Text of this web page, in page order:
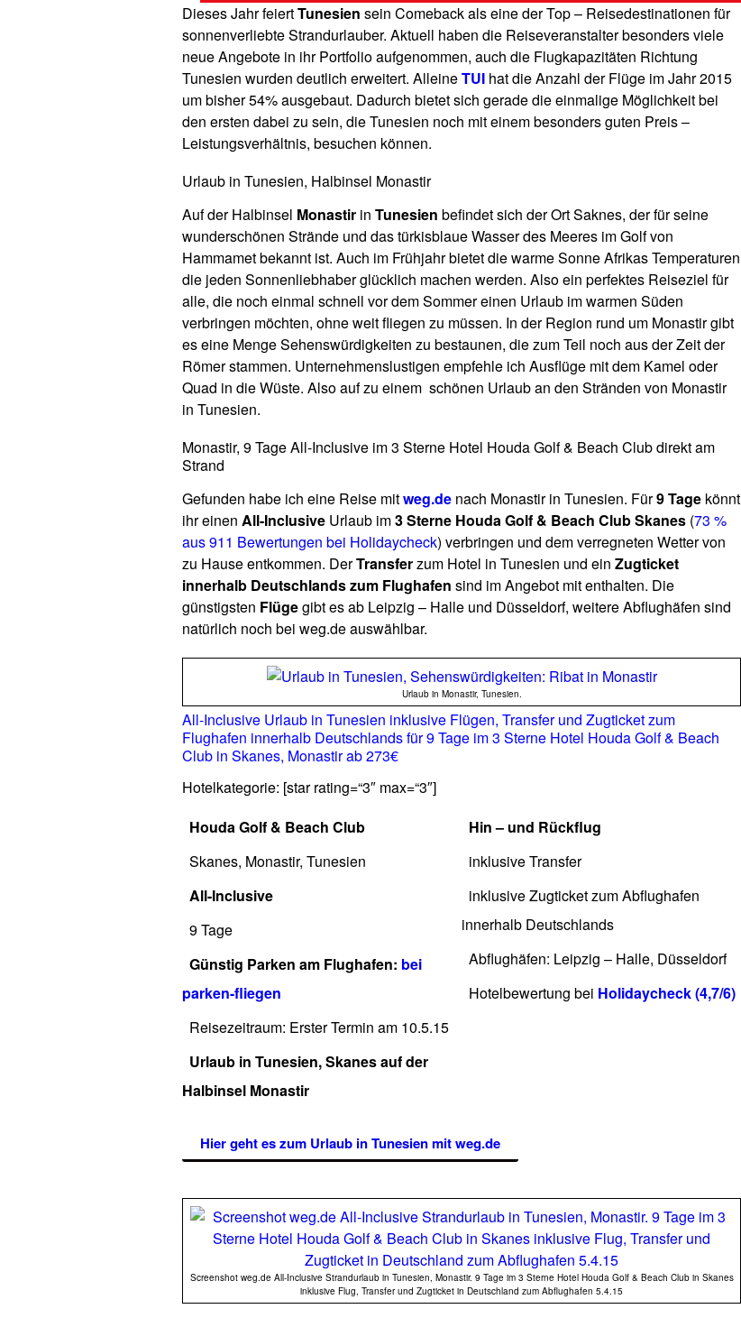
Dieses Jahr feiertTunesien sein Comeback als eine der Top – Reisedestinationen für
sonnenverliebte Strandurlauber. Aktuell haben die Reiseveranstalter besonders viele
neue Angebote in ihr Portfolio aufgenommen, auch die Flugkapazitäten Richtung
Tunesien wurden deutlich erweitert. AlleineTUI hat die Anzahl der Flüge im Jahr 2015
um bisher 54% ausgebaut. Dadurch bietet sich gerade die einmalige Möglichkeit bei
den ersten dabei zu sein, die Tunesien noch mit einem besonders guten Preis –
Leistungsverhältnis, besuchen können.
Urlaub in Tunesien, Halbinsel Monastir
Auf der Halbinsel Monastir in Tunesien befindet sich der Ort Saknes, der für seine
wunderschönen Strände und das türkisblaue Wasser des Meeres im Golf von
Hammamet bekannt ist. Auch im Frühjahr bietet die warme Sonne Afrikas Temperaturen
die jeden Sonnenliebhaber glücklich machen werden. Also ein perfektes Reiseziel für
alle, die noch einmal schnell vor dem Sommer einen Urlaub im warmen Süden
verbringen möchten, ohne weit fliegen zu müssen. In der Region rund um Monastir gibt
es eine Menge Sehenswürdigkeiten zu bestaunen, die zum Teil noch aus der Zeit der
Römer stammen. Unternehmenslustigen empfehle ich Ausflüge mit dem Kamel oder
Quad in die Wüste. Also auf zu einem schönen Urlaub an den Stränden von Monastir
in Tunesien.
Monastir, 9 Tage All-Inclusive im 3 Sterne Hotel Houda Golf & Beach Club direkt am
Strand
Gefunden habe ich eine Reise mitweg.de nach Monastir in Tunesien. Für9 Tage könnt
ihr einen All-Inclusive Urlaub im3 Sterne Houda Golf & Beach Club Skanes (73 %
aus 911 Bewertungen bei Holidaycheck) verbringen und dem verregneten Wetter von
zu Hause entkommen. DerTransferzum Hotel in Tunesien und ein Zugticket
innerhalb Deutschlands zum Flughafen sind im Angebot mit enthalten. Die
günstigsten Flügegibt es ab Leipzig – Halle und Düsseldorf, weitere Abflughäfen sind
natürlich noch bei weg.de auswählbar.
Urlaub in Monastir, Tunesien.
All-Inclusive Urlaub in Tunesien inklusive Flügen, Transfer und Zugticket zum
Flughafen innerhalb Deutschlands für 9 Tage im 3 Sterne Hotel Houda Golf & Beach
Club in Skanes, Monastir ab 273€
Hotelkategorie: [star rating=“3″ max=“3″]
Houda Golf & Beach Club
Skanes, Monastir, Tunesien
All-Inclusive
9 Tage
Günstig Parken am Flughafen: bei
parken-fliegen
Reisezeitraum: Erster Termin am 10.5.15
Urlaub in Tunesien, Skanes auf der
Halbinsel Monastir
Hin – und Rückflug
inklusive Transfer
inklusive Zugticket zum Abflughafen
innerhalb Deutschlands
Abflughäfen: Leipzig – Halle, Düsseldorf
Hotelbewertung bei Holidaycheck (4,7/6)
Hier geht es zum Urlaub in Tunesien mit weg.de
Screenshot weg.de All-Inclusive Strandurlaub in Tunesien, Monastir. 9 Tage im 3 Sterne Hotel Houda Golf & Beach Club in Skanes
inklusive Flug, Transfer und Zugticket in Deutschland zum Abflughafen 5.4.15